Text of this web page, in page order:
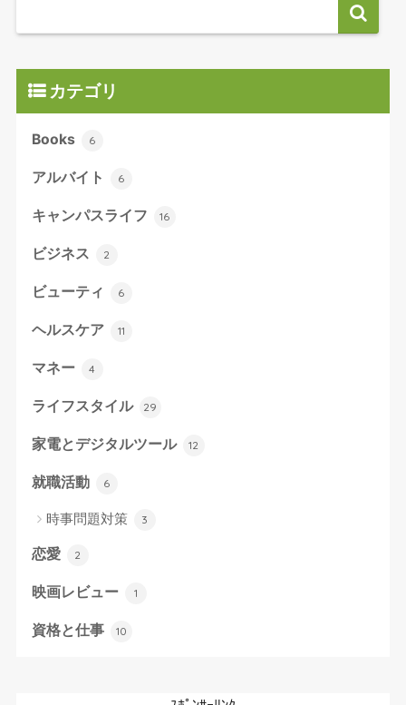
カテゴリ
Books 6
アルバイト 6
キャンパスライフ 16
ビジネス 2
ビューティ 6
ヘルスケア 11
マネー 4
ライフスタイル 29
家電とデジタルツール 12
就職活動 6
時事問題対策 3
恋愛 2
映画レビュー 1
資格と仕事 10